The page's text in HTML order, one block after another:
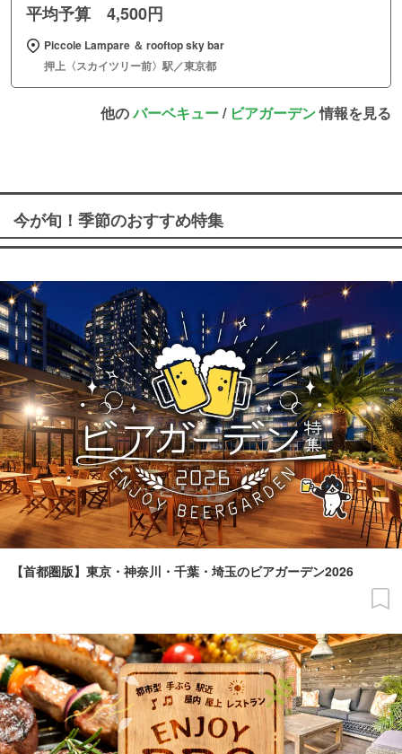
平均予算 4,500円
Piccole Lampare ＆ rooftop sky bar
押上〈スカイツリー前〉駅／東京都
他のバーベキュー/ ビアガーデン情報を見る
今が旬！季節のおすすめ特集
【首都圏版】東京・神奈川・千葉・埼玉のビアガーデン2026